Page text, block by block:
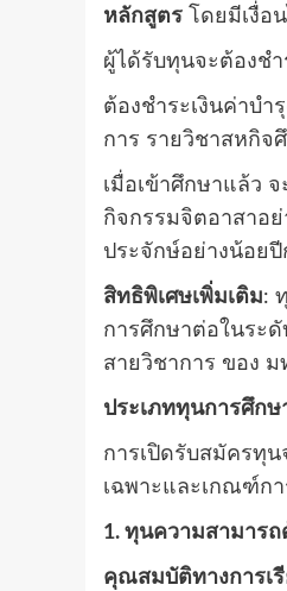
หลักสูตร โดยมีเงื่อ
ผู้ได้รับทุนจะต้องชำ
ต้องชำระเงินค่าบ
การ รายวิชาสหกิจ
เมื่อเข้าศึกษาแล้ว
กิจกรรมจิตอาสาอ
ประจักษ์อย่างน้อย
สิทธิพิเศษเพิ่มเติม:
การศึกษาต่อในระ
สายวิชาการ ของ ม
ประเภททุนการศึก
การเปิดรับสมัครทุ
เฉพาะและเกณฑ์ก
1. ทุนความสามารถ
คุณสมบัติทางการเ